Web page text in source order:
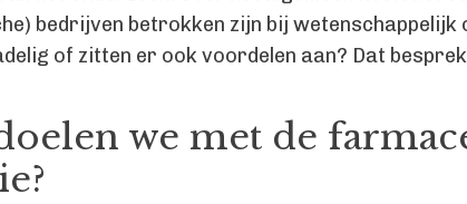
bedrijven betrokken zijn bij wetenschappelijk
of zitten er ook voordelen aan? Dat
we met de